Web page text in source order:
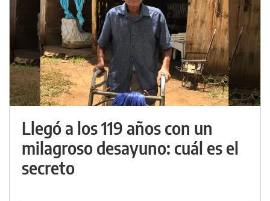
Llegó a los 119 años con un
milagroso desayuno: cuál es el
secreto